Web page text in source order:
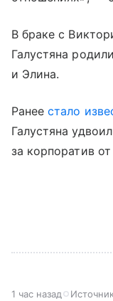
В браке с
Галустяна
и Элина.
Ранеестало
Галустяна
за корпоратив
1 час назад